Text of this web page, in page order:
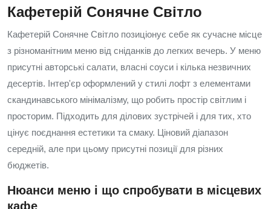
Кафетерій Сонячне Світло
Кафетерій Сонячне Світло позиціонує себе як сучасне місце
з різноманітним меню від сніданків до легких вечерь. У меню
присутні авторські салати, власні соуси і кілька незвичних
десертів. Інтер'єр оформлений у стилі лофт з елементами
скандинавського мінімалізму, що робить простір світлим і
просторим. Підходить для ділових зустрічей і для тих, хто
цінує поєднання естетики та смаку. Ціновий діапазон
середній, але при цьому присутні позиції для різних
бюджетів.
Нюанси меню і що спробувати в місцевих
кафе